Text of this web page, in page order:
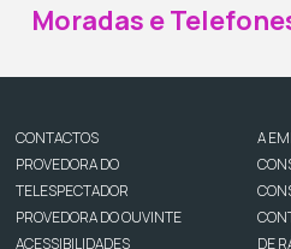
Moradas e
CONTACTOS
PROVEDORA DO
TELESPECTADOR
PROVEDORA DO OUVINTE
ACESSIBILIDADES
A
DE